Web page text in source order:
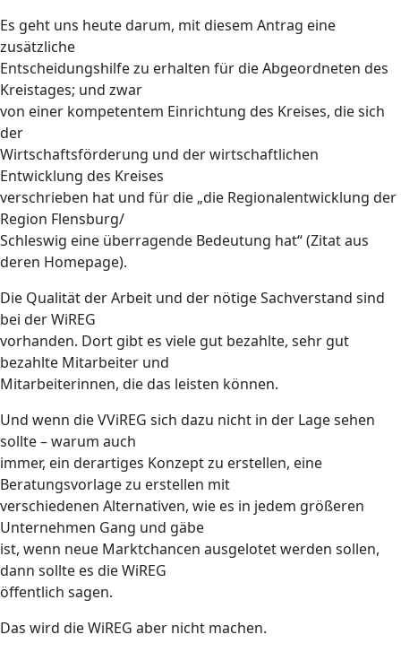
Es geht uns heute darum, mit diesem Antrag eine
zusätzliche
Entscheidungshilfe zu erhalten für die Abgeordneten des
Kreistages; und zwar
von einer kompetentem Einrichtung des Kreises, die sich
der
Wirtschaftsförderung und der wirtschaftlichen
Entwicklung des Kreises
verschrieben hat und für die „die Regionalentwicklung der
Region Flensburg/
Schleswig eine überragende Bedeutung hat“ (Zitat aus
deren Homepage).
Die Qualität der Arbeit und der nötige Sachverstand sind
bei der WiREG
vorhanden. Dort gibt es viele gut bezahlte, sehr gut
bezahlte Mitarbeiter und
Mitarbeiterinnen, die das leisten können.
Und wenn die VViREG sich dazu nicht in der Lage sehen
sollte – warum auch
immer, ein derartiges Konzept zu erstellen, eine
Beratungsvorlage zu erstellen mit
verschiedenen Alternativen, wie es in jedem größeren
Unternehmen Gang und gäbe
ist, wenn neue Marktchancen ausgelotet werden sollen,
dann sollte es die WiREG
öffentlich sagen.
Das wird die WiREG aber nicht machen.